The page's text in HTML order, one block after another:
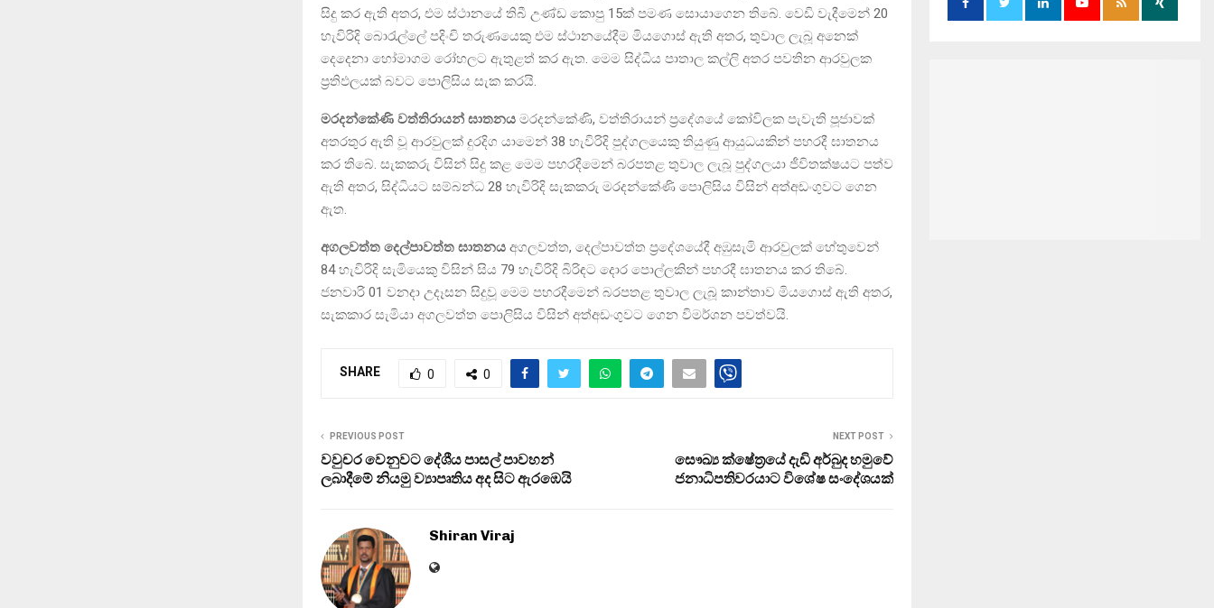
සිදු කර ඇති අතර, එම ස්ථානයේ තිබී උණ්ඩ කොපු 15ක් පමණ සොයාගෙන තිබේ. වෙඩි වැදීමෙන් 20
හැවිරිදි බොරැල්ලේ පදිංචි තරුණයෙකු එම ස්ථානයේදීම මියගොස් ඇති අතර, තුවාල ලැබූ අනෙක්
දෙදෙනා හෝමාගම රෝහලට ඇතුළත් කර ඇත. මෙම සිද්ධිය පාතාල කල්ලි අතර පවතින ආරවුලක
ප්‍රතිඵලයක් බවට පොලිසිය සැක කරයි.
මරදන්කේණි වත්තිරායන් ඝාතනය මරදන්කේණි, වත්තිරායන් ප්‍රදේශයේ කෝවිලක පැවැති පූජාවක්
අතරතුර ඇති වූ ආරවුලක් දුරදිග යාමෙන් 38 හැවිරිදි පුද්ගලයෙකු තියුණු ආයුධයකින් පහරදී ඝාතනය
කර තිබේ. සැකකරු විසින් සිදු කළ මෙම පහරදීමෙන් බරපතළ තුවාල ලැබූ පුද්ගලයා ජීවිතක්ෂයට පත්ව
ඇති අතර, සිද්ධියට සම්බන්ධ 28 හැවිරිදි සැකකරු මරදන්කේණි පොලිසිය විසින් අත්අඩංගුවට ගෙන
ඇත.
අගලවත්ත දෙල්පාවත්ත ඝාතනය අගලවත්ත, දෙල්පාවත්ත ප්‍රදේශයේදී අඹුසැමි ආරවුලක් හේතුවෙන්
84 හැවිරිදි සැමියෙකු විසින් සිය 79 හැවිරිදි බිරිඳට දොර පොල්ලකින් පහරදී ඝාතනය කර තිබේ.
ජනවාරි 01 වනදා උදෑසන සිදුවූ මෙම පහරදීමෙන් බරපතළ තුවාල ලැබූ කාන්තාව මියගොස් ඇති අතර,
සැකකාර සැමියා අගලවත්ත පොලිසිය විසින් අත්අඩංගුවට ගෙන විමර්ශන පවත්වයි.
SHARE 0 0
PREVIOUS POST
වවුචර වෙනුවට දේශීය පාසල් පාවහන්
ලබාදීමේ නියමු ව්‍යාපෘතිය අද සිට ඇරඹෙයි
NEXT POST
සෞඛ්‍ය ක්ෂේත්‍රයේ දැඩි අර්බුද හමුවේ
ජනාධිපතිවරයාට විශේෂ සංදේශයක්
Shiran Viraj